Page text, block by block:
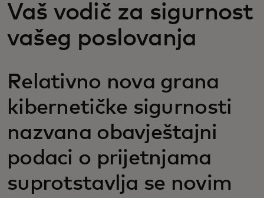
Novosti i trendovi
Vaš vodič za sigurnost
vašeg poslovanja
Relativno nova grana
kibernetičke sigurnosti
nazvana obavještajni
podaci o prijetnjama
suprotstavlja se novim